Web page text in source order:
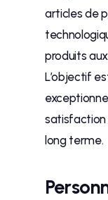
articles de
produits
L’objectif
satisfaction
long terme.